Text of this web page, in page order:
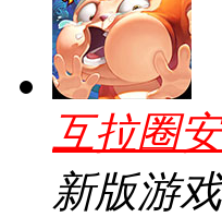
互拉圈
新版游